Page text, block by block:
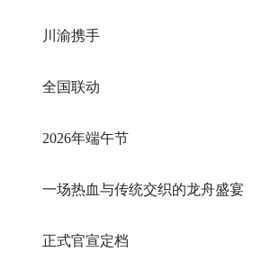
川渝携手
全国联动
2026年端午节
一场热血与传统交织的龙舟盛宴
正式官宣定档